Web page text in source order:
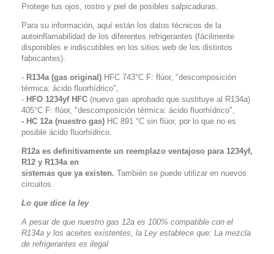
Protege tus ojos, rostro y piel de posibles salpicaduras.
Para su información, aquí están los datos técnicos de la
autoinflamabilidad de los diferentes refrigerantes (fácilmente
disponibles e indiscutibles en los sitios web de los distintos
fabricantes).
- R134a (gas original) HFC 743°C F: flúor, "descomposición
térmica: ácido fluorhídrico",
- HFO 1234yf HFC (nuevo gas aprobado que sustituye al R134a)
405°C F: flúor, "descomposición térmica: ácido fluorhídrico",
- HC 12a (nuestro gas) HC 891 °C sin flúor, por lo que no es
posible ácido fluorhídrico.
R12a es definitivamente un reemplazo ventajoso para 1234yf,
R12 y R134a en
sistemas que ya existen. También se puede utilizar en nuevos
circuitos.
Lo que dice la ley
A pesar de que nuestro gas 12a es 100% compatible con el
R134a y los aceites existentes, la Ley establece que: La mezcla
de refrigerantes es ilegal